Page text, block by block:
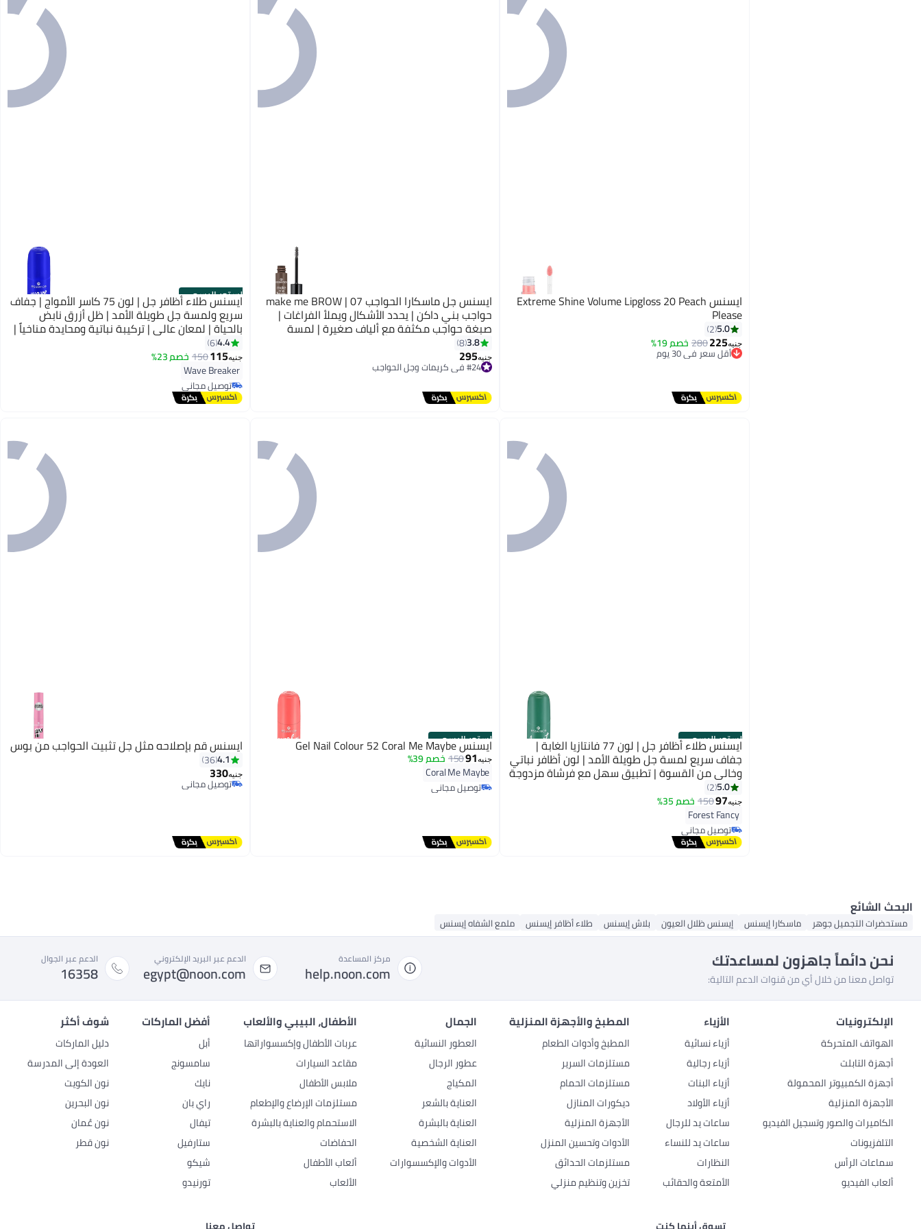
ايسنس Extreme Shine Volume Lipgloss 20 Peach
Please
5.0
2
جنيه225
280 خصم 19%
أقل سعر في 30 يوم
توصيل مجاني
ايسنس جل ماسكارا الحواجب make me BROW | 07
حواجب بني داكن | يحدد الأشكال ويملأ الفراغات |
صبغة حواجب مكثفة مع ألياف صغيرة | لمسة
مل
3.8
8
جنيه295
#24 في كريمات وجل الحواجب
توصيل مجاني
#24 في كريمات وجل الحواجب
الستور الرسمي ايسنس طلاء أظافر جل | لون 75 كاسر الأمواج | جفاف
سريع ولمسة جل طويلة الأمد | ظل أزرق نابض
بالحياة | لمعان عالي | تركيبة نباتية ومحايدة مناخياً |
تطبيق سهل مع فرشاة مزدوجة اللمس | 8 مل (عبوة
من 1)
4.4
6
جنيه115
150خصم 23%
Wave Breaker
توصيل مجاني
توصيل مجاني
الستور الرسمي ايسنس طلاء أظافر جل | لون 77 فانتازيا الغابة |
جفاف سريع لمسة جل طويلة الأمد | لون أظافر نباتي
وخالي من القسوة | تطبيق سهل مع فرشاة مزدوجة
اللمس | طلاء لامع | 8 مل (عبوة من 1)
5.0
2
جنيه97
150 خصم 35%
Forest Fancy
توصيل مجاني
توصيل مجاني
الستور الرسمي
ايسنس Gel Nail Colour 52 Coral Me Maybe
جنيه91
150خصم 39%
Coral Me Maybe
توصيل مجاني
توصيل مجاني
ايسنس قم بإصلاحه مثل جل تثبيت الحواجب من بوس
4.1
36
جنيه330
توصيل مجاني
توصيل مجاني
البحث الشائع
مستحضرات التجميل جوهر ماسكارا إيسنس إيسنس ظلال العيون بلاش إيسنس طلاء أظافر إيسنس ملمع الشفاه إيسنس
نحن دائماً جاهزون لمساعدتك
تواصل معنا من خلال أي من قنوات الدعم التالية:
مركز المساعدة
help.noon.com
الدعم عبر البريد الإلكتروني
egypt@noon.com
الدعم عبر الجوال
16358
الإلكترونيات
الهواتف المتحركة
أجهزة التابلت
أجهزة الكمبيوتر المحمولة
الأجهزة المنزلية
الكاميرات والصور وتسجيل الفيديو
التلفزيونات
سماعات الرأس
ألعاب الفيديو
الأزياء
أزياء نسائية
أزياء رجالية
أزياء البنات
أزياء الأولاد
ساعات يد للرجال
ساعات يد للنساء
النظارات
الأمتعة والحقائب
المطبخ والأجهزة المنزلية
المطبخ وأدوات الطعام
مستلزمات السرير
مستلزمات الحمام
ديكورات المنازل
الأجهزة المنزلية
الأدوات وتحسين المنزل
مستلزمات الحدائق
تخزين وتنظيم منزلي
الجمال
العطور النسائية
عطور الرجال
المكياج
العناية بالشعر
العناية بالبشرة
العناية الشخصية
الأدوات والإكسسوارات
الأطفال، البيبي والألعاب
عربات الأطفال وإكسسواراتها
مقاعد السيارات
ملابس الأطفال
مستلزمات الإرضاع والإطعام
الاستحمام والعناية بالبشرة
الحفاضات
ألعاب الأطفال
الألعاب
أفضل الماركات
أبل
سامسونج
نايك
راي بان
تيفال
ستارفيل
شيكو
تورنيدو
شوف أكثر
دليل الماركات
العودة إلى المدرسة
نون الكويت
نون البحرين
نون عُمان
نون قطر